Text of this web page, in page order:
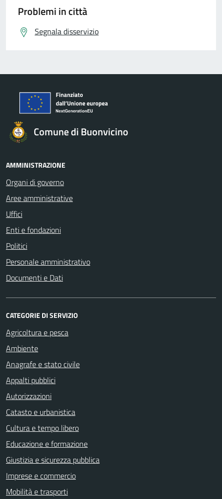
Problemi in città
Segnala disservizio
Comune di Buonvicino
AMMINISTRAZIONE
Organi di governo
Aree amministrative
Uffici
Enti e fondazioni
Politici
Personale amministrativo
Documenti e Dati
CATEGORIE DI SERVIZIO
Agricoltura e pesca
Ambiente
Anagrafe e stato civile
Appalti pubblici
Autorizzazioni
Catasto e urbanistica
Cultura e tempo libero
Educazione e formazione
Giustizia e sicurezza pubblica
Imprese e commercio
Mobilità e trasporti